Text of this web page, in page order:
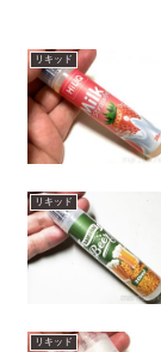
リキッド
リキッド
リキッド